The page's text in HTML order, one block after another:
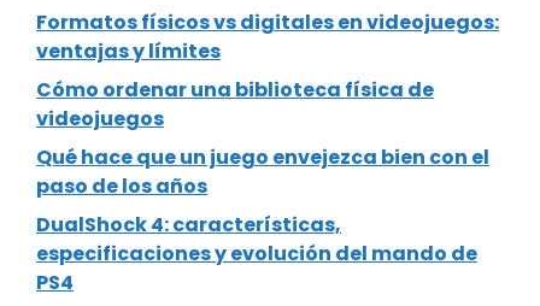
Formatos físicos vs digitales en videojuegos:
ventajas y límites
Cómo ordenar una biblioteca física de
videojuegos
Qué hace que un juego envejezca bien con el
paso de los años
DualShock 4: características,
especificaciones y evolución del mando de
PS4